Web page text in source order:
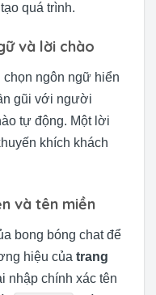
quá trình.
và lời chào
chọn ngôn ngữ hiển
gũi với người
tự động. Một lời
khích khách
và tên miền
bong bóng chat để
hiệu của trang
nhập chính xác tên